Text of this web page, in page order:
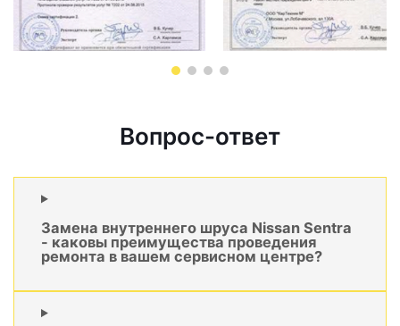
Вопрос-ответ
Замена внутреннего шруса Nissan Sentra
- каковы преимущества проведения
ремонта в вашем сервисном центре?